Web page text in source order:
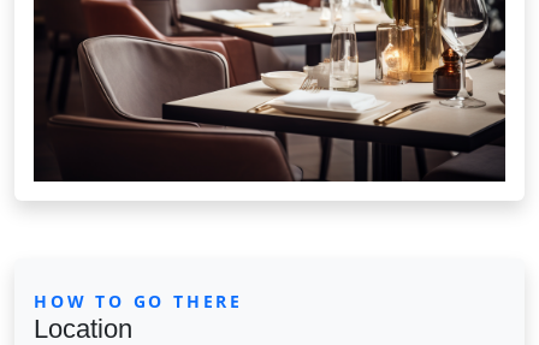
HOW TO GO THERE
Location